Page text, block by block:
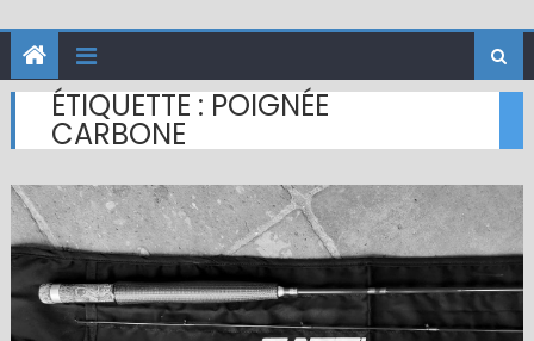
ÉTIQUETTE : POIGNÉE
CARBONE